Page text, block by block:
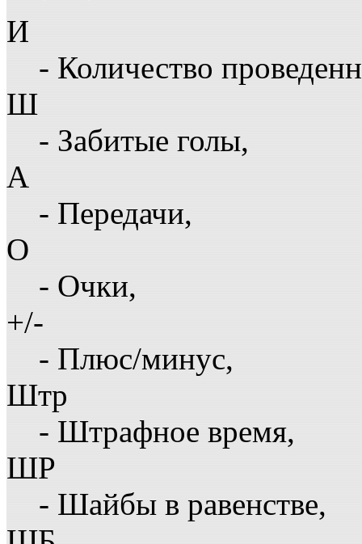
И
- Количество
Ш
- Забитые голы,
А
- Передачи,
О
- Очки,
+/-
- Плюс/минус,
Штр
- Штрафное время,
ШР
- Шайбы в равенстве,